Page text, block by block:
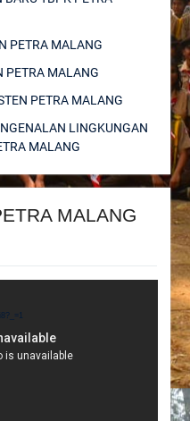
PETRA MALANG
PETRA MALANG
PETRA MALANG
LINGKUNGAN
MALANG
MALANG